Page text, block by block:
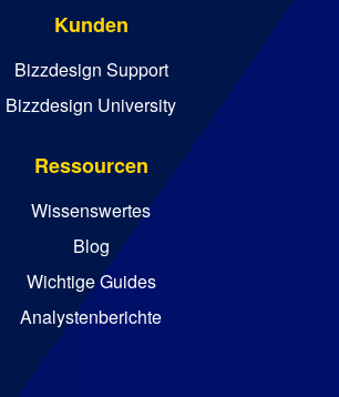
Kunden
Bizzdesign Support
Bizzdesign University
Ressourcen
Wissenswertes
Blog
Wichtige Guides
Analystenberichte